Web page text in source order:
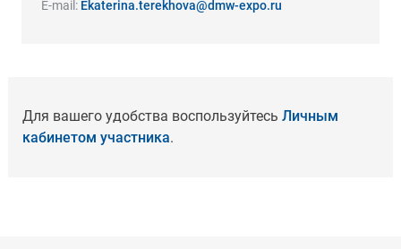
Е-mail: Ekaterina.terekhova@dmw-expo.ru
Для вашего удобства воспользуйтесь Личным
кабинетом участника.